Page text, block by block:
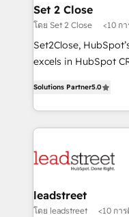
días.
and technology for
growth. Our
architecture, AI
delivered through
Partner and ISO
we blend strategy,
Set 2 Close
โดย Set 2 Close <10 ก
Set2Close,
excels in HubSpot
As a top HubSpot
custom HubSpot
implement, and
marketing, and
management, and
projects completed,
Solutions Partner5.0
leadstreet
โดย leadstreet <10 กา